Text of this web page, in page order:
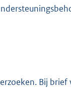
Bij brief